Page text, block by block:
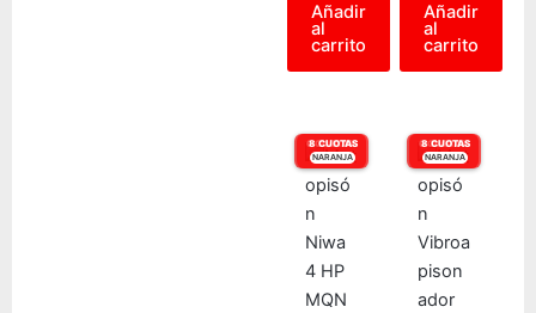
Añadir
al
carrito
Añadir
al
carrito
6 CUOTAS
VISA
8 CUOTAS
NARANJA
6 CUOTAS
VISA
8 CUOTAS
NARANJA